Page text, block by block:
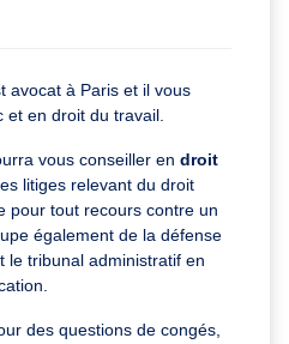
avocat à Paris et il vous
et en droit du travail.
vous conseiller en droit
litiges relevant du droit
pour tout recours contre un
également de la défense
le tribunal administratif en
des questions de congés,